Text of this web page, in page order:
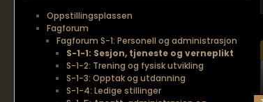
Oppstillingsplassen
Fagforum
Fagforum S-1: Personell og administrasjon
S-1-1: Sesjon, tjeneste og verneplikt
S-1-2: Trening og fysisk utvikling
S-1-3: Opptak og utdanning
S-1-4: Ledige stillinger